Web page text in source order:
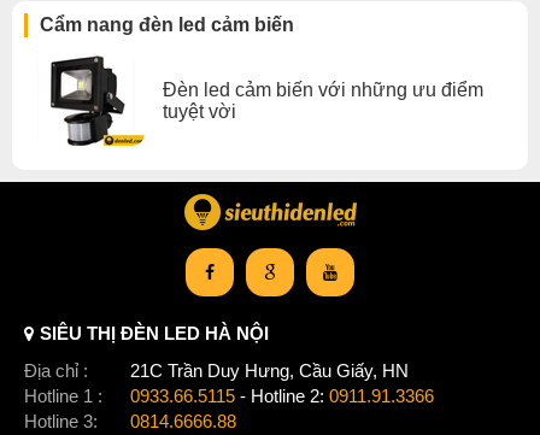
Đèn led cảm biến cầu thang
Đèn led cảm biến lô gia
Đèn led cảm biến ban công, Đèn led cảm biến hành lang
Đèn led cảm biến đèn led cảm biến decom
Cẩm nang đèn led cảm biến
Đèn led cảm biến với những ưu điểm
tuyệt vời
SIÊU THỊ ĐÈN LED HÀ NỘI
Địa chỉ :
21C Trần Duy Hưng, Cầu Giấy, HN
Hotline 1 :
0933.66.5115 - Hotline 2: 0911.91.3366
Hotline 3:
0814.6666.88